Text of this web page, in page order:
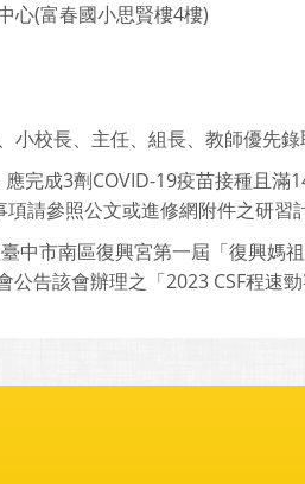
心(富春國小思賢樓4樓)
校長、主任、組長、教師優先錄
完成3劑COVID-19疫苗接種且
請參照公文或進修網附件之研習計
中市南區復興宮第一屆「復興媽
告該會辦理之「2023 CSF程速